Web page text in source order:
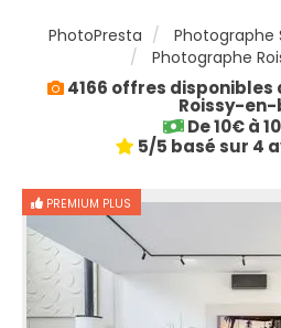
PhotoPresta
Photographe
4166 offres disponibles
Roissy-en-
De 10€ à
5/5 basé sur 4
PREMIUM PLUS